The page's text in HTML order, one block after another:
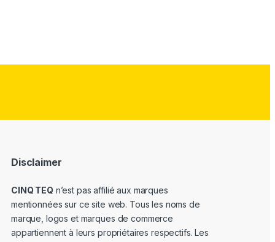
Disclaimer
CINQ TEQ n’est pas affilié aux marques
mentionnées sur ce site web. Tous les noms de
marque, logos et marques de commerce
appartiennent à leurs propriétaires respectifs. Les